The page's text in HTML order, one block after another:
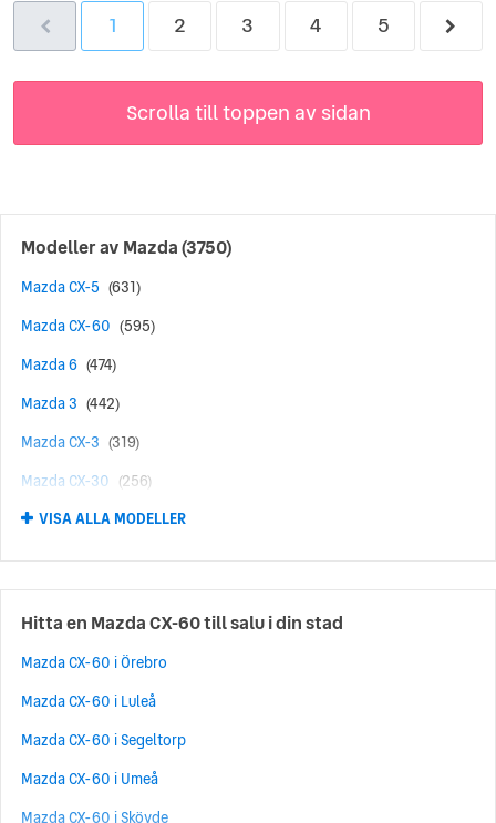
1 2 3 4 5
Scrolla till toppen av sidan
Modeller av Mazda(3750)
Mazda CX-5 (631)
Mazda CX-60 (595)
Mazda 6 (474)
Mazda 3 (442)
Mazda CX-3 (319)
Mazda CX-30 (256)
Mazda 2 (220)
Mazda CX-80 (198)
Mazda 6e (195)
Mazda MX-5 (177)
Mazda MX-30
(141)
Mazda 5 (41)
Mazda CX-7 (14)
Mazda CX-9 (13)
VISA ALLA MODELLER
Hitta en Mazda CX-60 till salu i din stad
Mazda CX-60 i Örebro
Mazda CX-60 i Luleå
Mazda CX-60 i Segeltorp
Mazda CX-60 i Umeå
Mazda CX-60 i Skövde